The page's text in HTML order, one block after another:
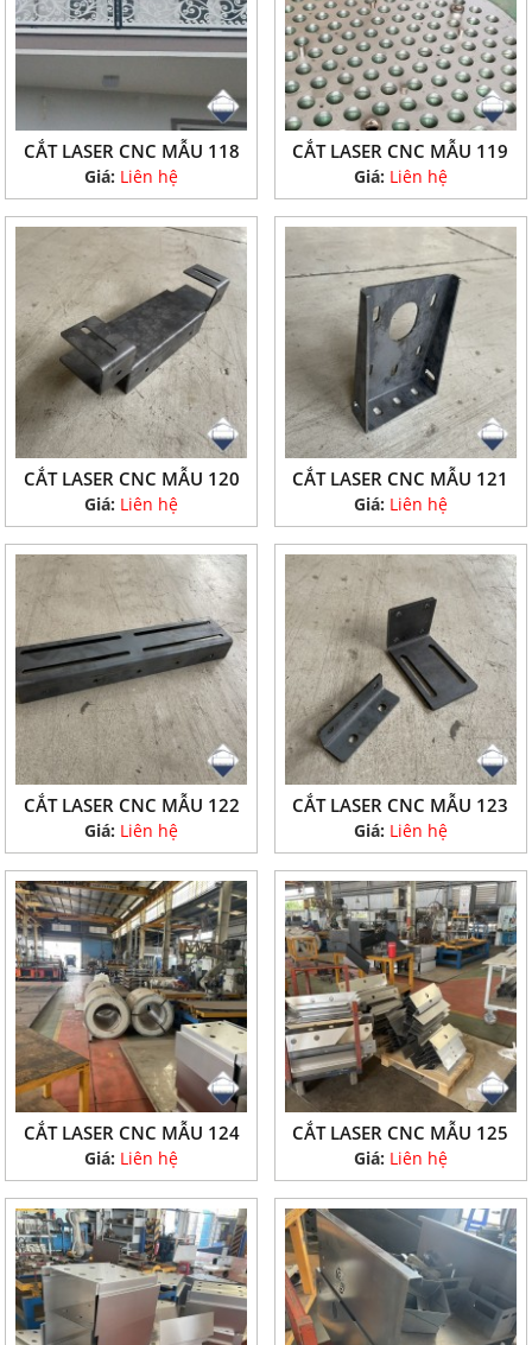
CẮT LASER CNC MẪU 118
Giá: Liên hệ
CẮT LASER CNC MẪU 119
Giá: Liên hệ
CẮT LASER CNC MẪU 120
Giá: Liên hệ
CẮT LASER CNC MẪU 121
Giá: Liên hệ
CẮT LASER CNC MẪU 122
Giá: Liên hệ
CẮT LASER CNC MẪU 123
Giá: Liên hệ
CẮT LASER CNC MẪU 124
Giá: Liên hệ
CẮT LASER CNC MẪU 125
Giá: Liên hệ